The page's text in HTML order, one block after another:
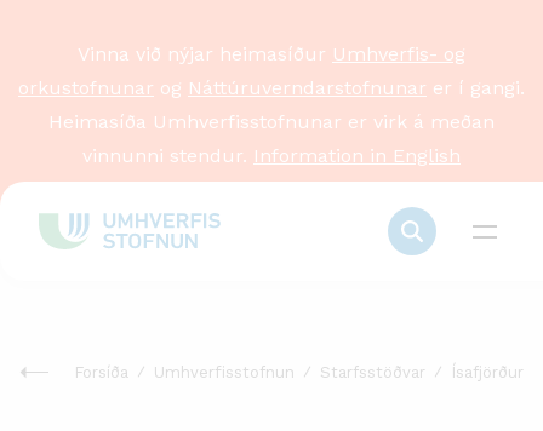
Vinna við nýjar heimasíður Umhverfis- og
orkustofnunar og Náttúruverndarstofnunar er í gangi.
Heimasíða Umhverfisstofnunar er virk á meðan
vinnunni stendur. Information in English
Forsíða Umhverfisstofnun Starfsstöðvar Ísafjörður